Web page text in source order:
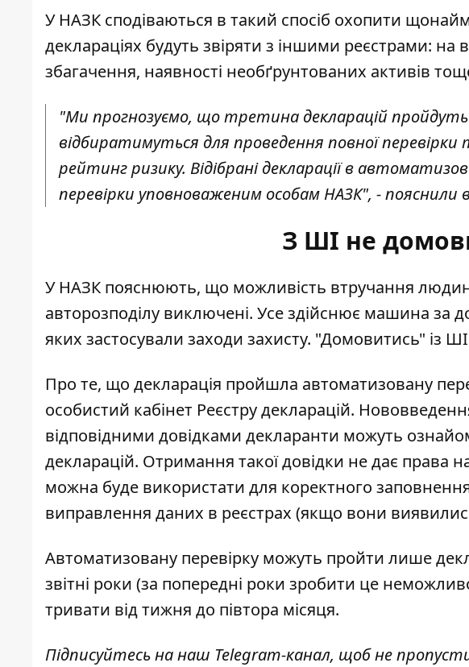
У НАЗК сподіваються в такий спосіб охопити
деклараціях будуть звіряти з іншими реєстрами:
збагачення, наявності необґрунтованих активів
"Ми прогнозуємо, що третина декларацій
відбиратимуться для проведення повної
рейтинг ризику. Відібрані декларації в
перевірки уповноваженим особам НАЗК", - пояснили
З ШІ не
У НАЗК пояснюють, що можливість втручання
авторозподілу виключені. Усе здійснює машина за
яких застосували заходи захисту. "Домовитись" із
Про те, що декларація пройшла автоматизовану
особистий кабінет Реєстру декларацій.
відповідними довідками декларанти можуть
декларацій. Отримання такої довідки не дає права
можна буде використати для коректного заповнення
виправлення даних в реєстрах (якщо вони
Автоматизовану перевірку можуть пройти лише
звітні роки (за попередні роки зробити це
тривати від тижня до півтора місяця.
Підписуйтесь на наш Telegram-канал, щоб не